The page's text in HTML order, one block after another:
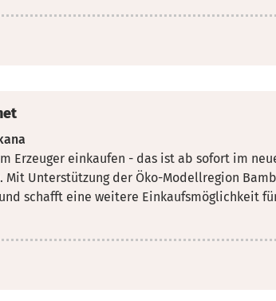
Erzeuger einkaufen - das ist ab sofort im
Mit Unterstützung der Öko-Modellregion
schafft eine weitere Einkaufsmöglichkeit